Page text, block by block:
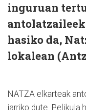
inguruan
hasiko da,
lokalean
NATZA elkarteak
jarriko dute. Pelikula